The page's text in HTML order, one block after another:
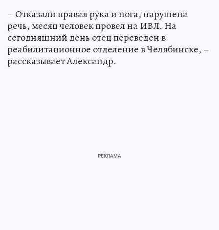
– Отказали правая рука и нога, нарушена
речь, месяц человек провел на ИВЛ. На
сегодняшний день отец переведен в
реабилитационное отделение в Челябинске, –
рассказывает Александр.